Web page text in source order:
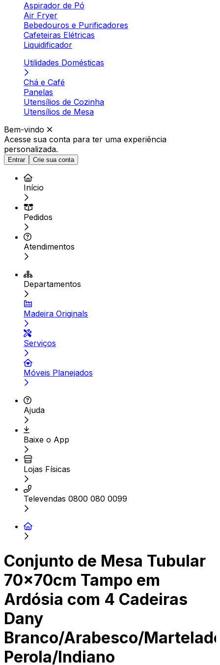
Aspirador de Pó
Air Fryer
Bebedouros e Purificadores
Cafeteiras Elétricas
Liquidificador
Utilidades Domésticas
Chá e Café
Panelas
Utensílios de Cozinha
Utensílios de Mesa
Bem-vindo
Acesse sua conta para ter uma experiência
personalizada.
Entrar Crie sua conta
Início
Pedidos
Atendimentos
Departamentos
Madeira Originals
Serviços
Móveis Planejados
Ajuda
Baixe o App
Lojas Físicas
Televendas 0800 080 0099
Conjunto de Mesa Tubular
70x70cm Tampo em
Ardósia com 4 Cadeiras
Dany
Branco/Arabesco/
Perola/Indiano